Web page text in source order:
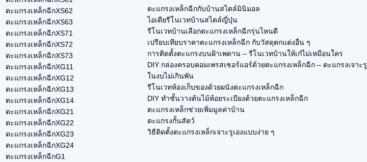
ตะแกรงเหล็กฉีกXS62
ตะแกรงเหล็กฉีกXS63
ตะแกรงเหล็กฉีกXS71
ตะแกรงเหล็กฉีกXS72
ตะแกรงเหล็กฉีกXS73
ตะแกรงเหล็กฉีกXG11
ตะแกรงเหล็กฉีกXG12
ตะแกรงเหล็กฉีกXG13
ตะแกรงเหล็กฉีกXG14
ตะแกรงเหล็กฉีกXG21
ตะแกรงเหล็กฉีกXG22
ตะแกรงเหล็กฉีกXG23
ตะแกรงเหล็กฉีกXG24
ตะแกรงเหล็กฉีกG1
ตะแกรงเหล็กฉีกกับบ้านสไตล์มินิมอล
ไอเดียรีโนเวทบ้านสไตล์ญี่ปุ่น
รีโนเวทบ้านเลือกตะแกรงเหล็กฉีกรุ่นไหนดี
เปรียบเทียบราคาตะแกรงเหล็กฉีก กับวัสดุตกแต่งอื่น ๆ
การติดตั้งตะแกรงบนฝ้าเพดาน – รีโนเวทบ้านให้เก๋ไม่เหมือนใคร
DIY กล่องครอบคอมเพรสเซอร์แอร์ด้วยตะแกรงเหล็กฉีก – ตะแกรงเจาะรู
ในงบไม่เกินพัน
รีโนเวทห้องเก็บของด้วยผนังตะแกรงเหล็กฉีก
DIY ทำชั้นวางต้นไม้ห้อยระเบียงด้วยตะแกรงเหล็กฉีก
ตะแกรงเหล็กช่วยเพิ่มมูลค่าบ้าน
ตะแกรงกั้นสัตว์
วิธีติดตั้งตะแกรงเหล็กเจาะรูเองแบบง่าย ๆ